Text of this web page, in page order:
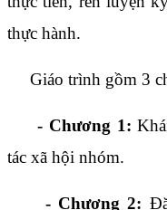
thực hành.
Giáo trình gồm 3
- Chương 1:
tác xã hội nhóm.
- Chương 2: